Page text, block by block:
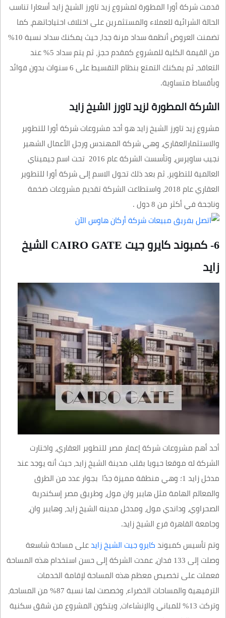
قدمت شركة أورا المطورة لمشروع زيد تاورز الشيخ زايد أسعارا تناسب
الحالة الشرائية للعملاء والمستثمرين على اختلاف احتياجاتهم، كما
تضمنت العروض أنظمة سداد مرنة جدا، حيث يمكنك سداد نسبة 10%
من القيمة الكلية للمشروع كمقدم حجز، ثم يتم سداد 5% عند
التعاقد، ثم يمكنك التمتع بنظام التقسيط على 6 سنوات بدون فوائد
وبأقساط متساوية.
الشركة المطورة لزيد تاورز الشيخ زايد
مشروع زيد تاورز الشيخ زايد هو أحد مشروعات شركة أورا للتطوير
والاستثمارالعقاري، وهي شركة المهندس ورجل الأعمال الشهير
نجيب ساويرس، وتأسست الشركة عام 2016 تحت اسم جيميناي
العالمية للتطوير، ثم بعد ذلك تحول الاسم إلى شركة أورا للتطوير
العقاري عام 2018، واستطاعت الشركة تقديم مشروعات ضخمة
وناجحة في أكثر من 8 دول .
6- كمبوند كايرو جيت CAIRO GATE الشيخ
زايد
أحد أهم مشروعات شركة إعمار مصر للتطوير العقاري، واختارت
الشركة له موقعا حيويا بقلب مدينة الشيخ زايد، حيث أنه يوجد عند
مدخل زايد 1؛ وهي منطقة مميزة جدًا بجوار عدد من الطرق
والمعالم الهامة مثل هايبر وان مول، وطريق مصر إسكندرية
الصحراوي، وداندي مول، ومدخل مدينه الشيخ زايد، وهايبر وان،
وجامعة القاهرة فرع الشيخ زايد.
وتم تأسيس كمبوند كايرو جيت الشيخ زايد على مساحة شاسعة
وصلت إلى 133 فدان، عمدت الشركة إلى حسن استخدام هذه المساحة
فعملت على تخصيص معظم هذه المساحة لإقامة الخدمات
الترفيهية والمساحات الخضراء، وخصصت لها نسبة 87% من المساحة،
وتركت 13% للمباني والإنشاءات، ويتكون المشروع من شقق سكنية